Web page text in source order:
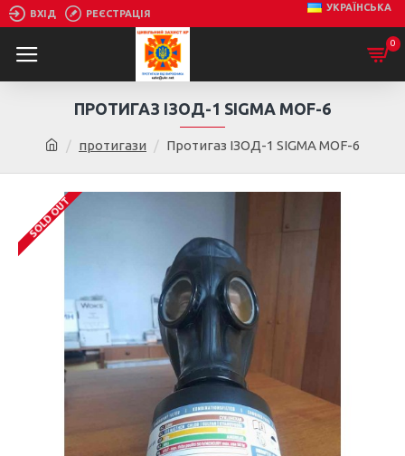
ВХІД РЕЄСТРАЦІЯ
УКРАЇНСЬКА
0
протигази Протигаз ІЗОД-1 SIGMA MOF-6
ПРОТИГАЗ ІЗОД-1 SIGMA MOF-6
SOLD OUT